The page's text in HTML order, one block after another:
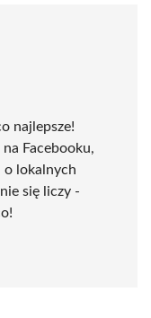
najlepsze!
na Facebooku,
o lokalnych
się liczy -